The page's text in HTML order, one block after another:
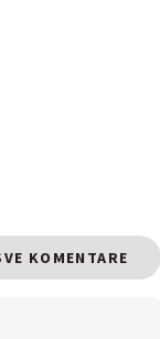
KOMENTARE